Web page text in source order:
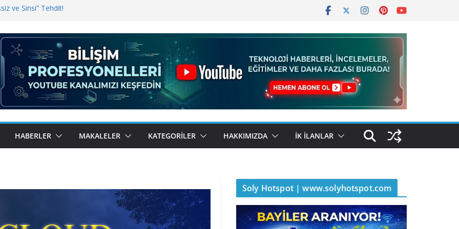
ve Sinsi” Tehdit!
Bugün BulutTahsilat’ta
Kemal Oral Tüm Sorularımızı
HABERLER MAKALELER KATEGORILER HAKKIMIZDA İK İLANLAR
Soly Hotspot | www.solyhotspot.com